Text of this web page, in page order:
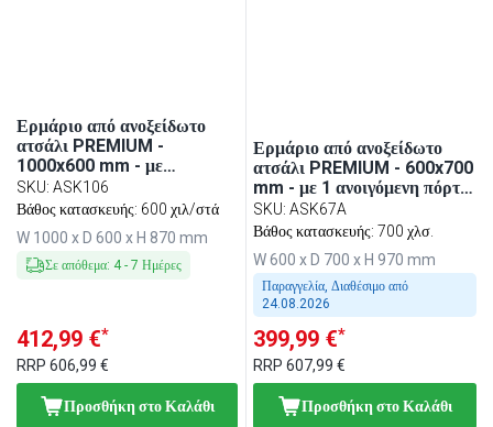
Ερμάριο από ανοξείδωτο
ατσάλι PREMIUM -
1000x600 mm - με
συρόμενες πόρτες
SKU: ASK106
Βάθος κατασκευής: 600 χιλ/στά
W 1000 x D 600 x H 870 mm
Σε απόθεμα: 4- 7 Ημέρες
412,99 €*
RRP 606,99 €
Προσθήκη στο Καλάθι
Ερμάριο από ανοξείδωτο
ατσάλι PREMIUM - 600x700
mm - με 1 ανοιγόμενη πόρτα
- με υπερυψωμένη πλάτη
100 mm
SKU:ASK67A
Βάθος κατασκευής: 700 χλσ.
W 600 x D 700 x H 970 mm
Παραγγελία, Διαθέσιμο από
24.08.2026
399,99 €*
RRP607,99 €
Προσθήκη στο Καλάθι